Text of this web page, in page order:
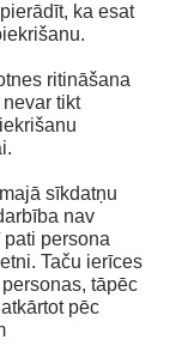
ka esat
ritināšana
tikt
sīkdatņu
nav
persona
Taču ierīces
tāpēc
pēc